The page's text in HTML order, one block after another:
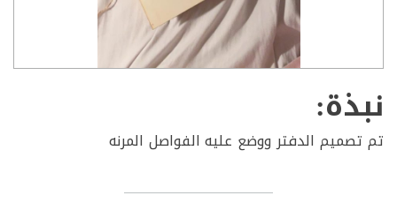
الدفتر ووضع عليه الفواصل المرنه